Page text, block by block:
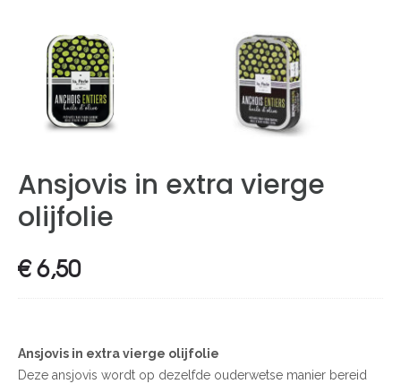
Ansjovis in extra vierge
olijfolie
€6,50
Ansjovis in extra vierge olijfolie
Deze ansjovis wordt op dezelfde ouderwetse manier bereid